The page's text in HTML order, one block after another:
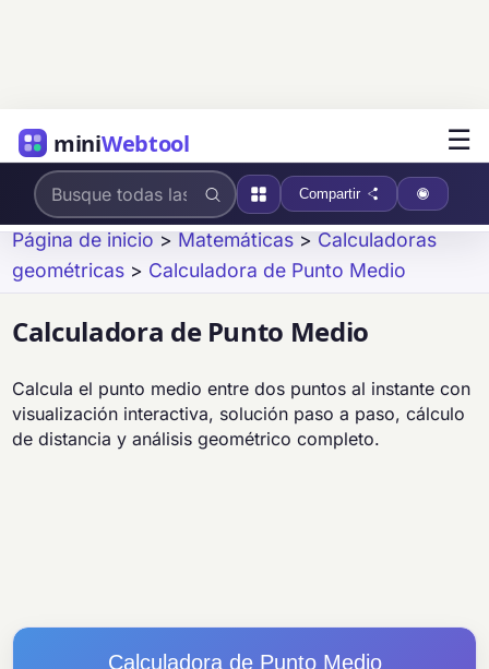
miniWebtool ☰
Compartir
Página de inicio > Matemáticas > Calculadoras
geométricas > Calculadora de Punto Medio
Calculadora de Punto Medio
Calcula el punto medio entre dos puntos al instante con
visualización interactiva, solución paso a paso, cálculo
de distancia y análisis geométrico completo.
Calculadora de Punto Medio